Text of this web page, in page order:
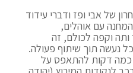
של אבי ופז ודברי עידוד
עם אוהלים,
ותה וקפה לכולם, זה
נעשה תוך שיתוף פעולה.
כמה דקות להתאפס על